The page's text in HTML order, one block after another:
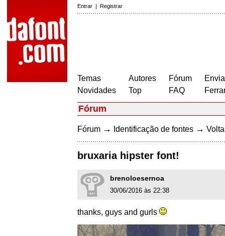
Entrar | Registrar
Temas
Novidades
Autores
Top
Fórum
FAQ
Fórum
Fórum → Identificação de fontes →
bruxaria hipster font!
brenoloesernoa
30/06/2016 às 22:38
thanks, guys and gurls